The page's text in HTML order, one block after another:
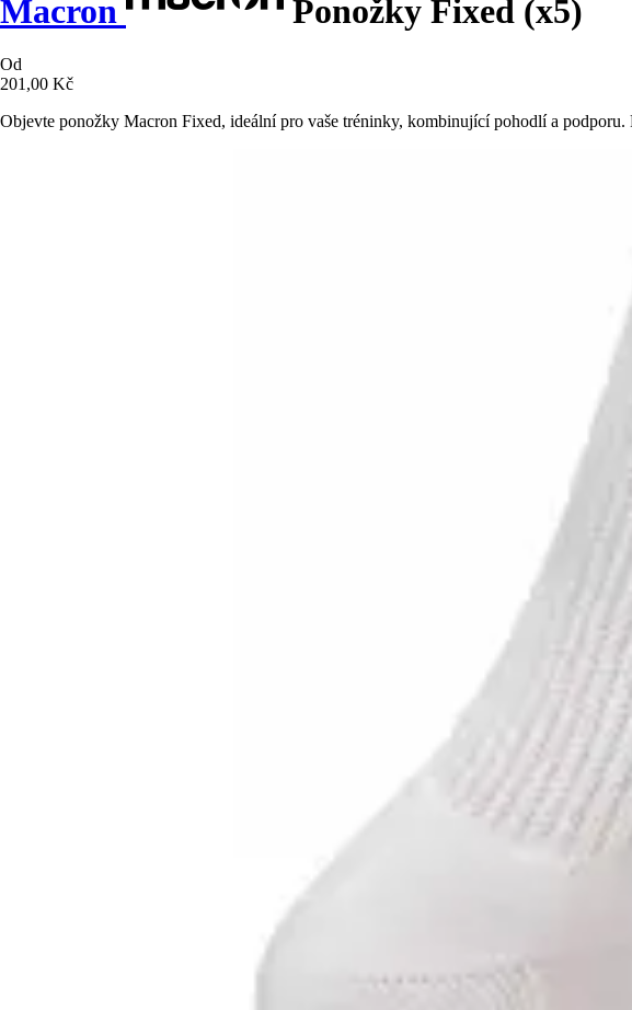
Macron Ponožky Fixed (x5)
Od
201,00 Kč
Objevte ponožky Macron Fixed, ideální pro vaše tréninky, kombinující pohodlí a